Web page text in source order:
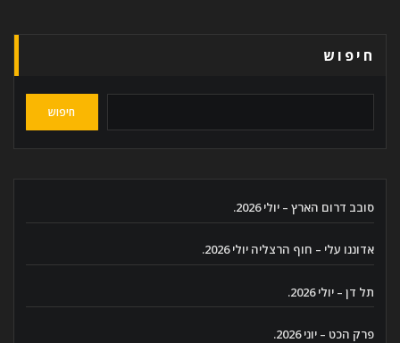
חיפוש
חיפוש
סובב דרום הארץ – יולי 2026.
אדוננו עלי – חוף הרצליה יולי 2026.
תל דן – יולי 2026.
פרק הכט – יוני 2026.